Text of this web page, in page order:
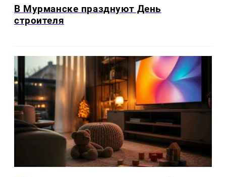
В Мурманске празднуют День
строителя